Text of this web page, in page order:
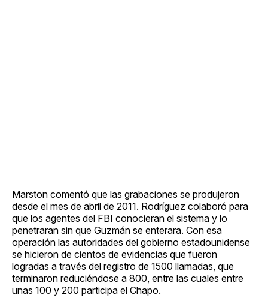
Marston comentó que las grabaciones se produjeron
desde el mes de abril de 2011. Rodríguez colaboró para
que los agentes del FBI conocieran el sistema y lo
penetraran sin que Guzmán se enterara. Con esa
operación las autoridades del gobierno estadounidense
se hicieron de cientos de evidencias que fueron
logradas a través del registro de 1500 llamadas, que
terminaron reduciéndose a 800, entre las cuales entre
unas 100 y 200 participa el Chapo.